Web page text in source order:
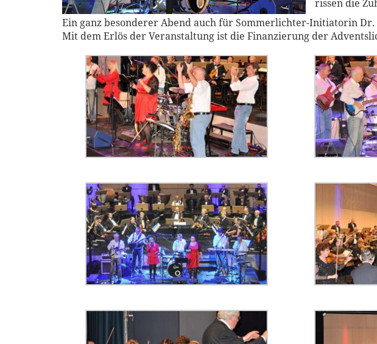
rissen die
Ein ganz besonderer Abend auch für Sommerlichter-Initiatorin
Mit dem Erlös der Veranstaltung ist die Finanzierung der